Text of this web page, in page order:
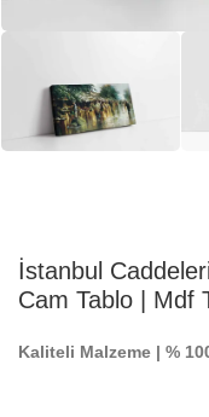
İstanbul
Cam Tablo | Mdf
Kaliteli Malzeme | %